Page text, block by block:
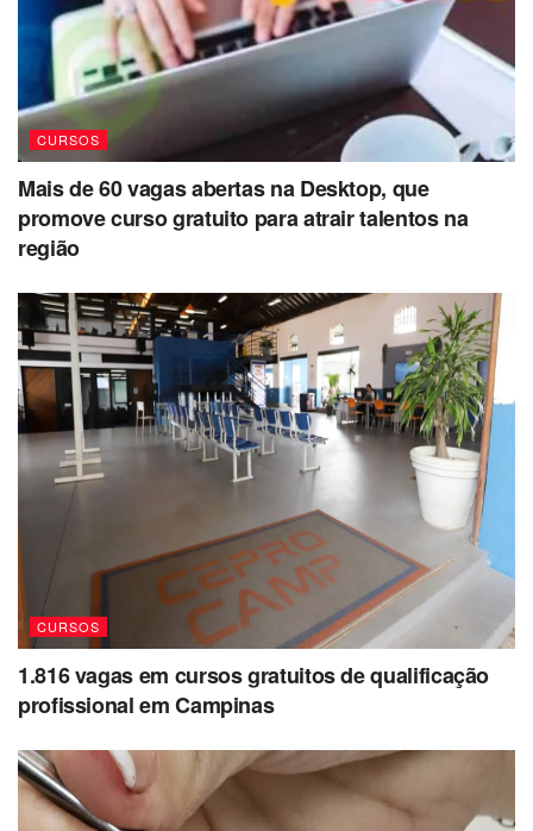
CURSOS
Mais de 60 vagas abertas na Desktop, que
promove curso gratuito para atrair talentos na
região
CURSOS
1.816 vagas em cursos gratuitos de qualificação
profissional em Campinas